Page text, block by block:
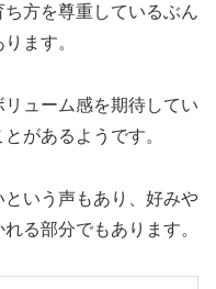
方を尊重しているぶん
ます。
ューム感を期待してい
があるようです。
いう声もあり、好みや
る部分でもあります。